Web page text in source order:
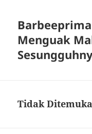
Menguak
Tidak